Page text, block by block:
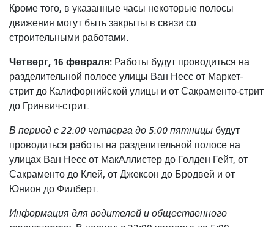
Кроме того, в указанные часы некоторые полосы
движения могут быть закрыты в связи со
строительными работами.
Четверг, 16 февраля: Работы будут проводиться на
разделительной полосе улицы Ван Несс от Маркет-
стрит до Калифорнийской улицы и от Сакраменто-стрит
до Гринвич-стрит.
В период с 22:00 четверга до 5:00 пятницы будут
проводиться работы на разделительной полосе на
улицах Ван Несс от МакАллистер до Голден Гейт, от
Сакраменто до Клей, от Джексон до Бродвей и от
Юнион до Филберт.
Информация для водителей и общественного